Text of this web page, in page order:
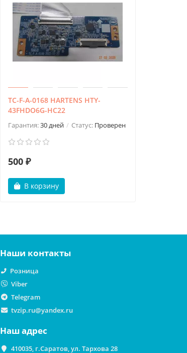
TC-F-A-0168 HARTENS HTY-
43FHDO6G-HC22
Гарантия:30 дней Статус: Проверен
500 ₽
В корзину
Наши контакты
Розница
Viber
Telegram
tvzip.ru@yandex.ru
Наш адрес
410035, г.Саратов, ул. Тархова 28